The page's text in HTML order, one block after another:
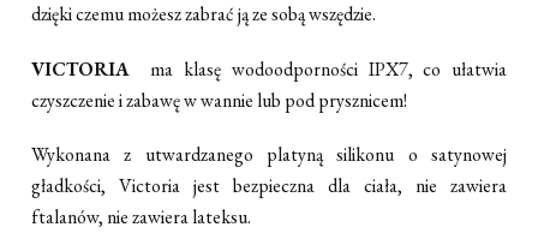
dzięki czemu możesz zabrać ją ze sobą wszędzie.
VICTORIA ma klasę wodoodporności IPX7, co ułatwia
czyszczenie i zabawę w wannie lub pod prysznicem!
Wykonana z utwardzanego platyną silikonu o satynowej
gładkości, Victoria jest bezpieczna dla ciała, nie zawiera
ftalanów, nie zawiera lateksu.